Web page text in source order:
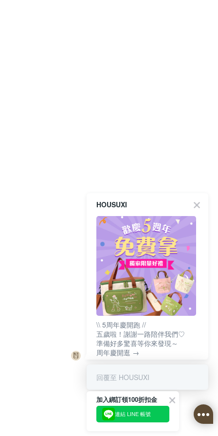
HOUSUXI
\\ 5周年慶開跑 //
五歲啦！謝謝一路陪伴我們♡
準備好多驚喜等你來發現～
周年慶開逛 →
回覆至 HOUSUXI
加入綁訂領100折扣金
連結 LINE 帳號